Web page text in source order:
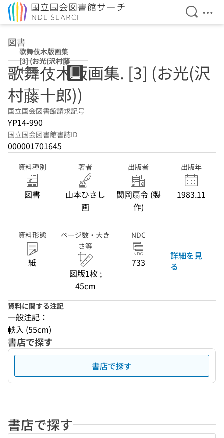
検索を
メ
図書
歌舞伎木版画集
[3] (お光(沢村藤
十郎))
歌舞伎木版画集. [3] (お光(沢
村藤十郎))
国立国会図書館請求記号
YP14-990
国立国会図書館書誌ID
000001701645
資料種別
図書
著者
山本ひさし
画
出版者
関岡扇令 (製
作)
出版年
1983.11
資料形態
紙
ページ数・大き
さ等
図版1枚 ;
45cm
NDC
733
詳細を見
る
資料に関する注記
一般注記：
帙入 (55cm)
書店で探す
書店で探す
書店で探す